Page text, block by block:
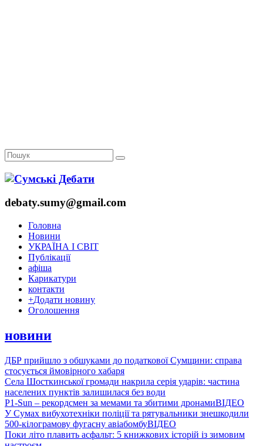
debaty.sumy@gmail.com
Головна
Новини
УКРАЇНА І СВІТ
Публікації
афіша
Карикатури
контакти
+Додати новину
Оголошення
новини
ДБР прийшло з обшуками до податкової Сумщини: справа
стосується ймовірного хабаря
Села Шосткинської громади накрила серія ударів: частина
населених пунктів залишилася без води
P1-Sun – рекордсмен за мемами та збитими дронамиВІДЕО
У Сумах вибухотехніки поліції та рятувальники знешкодили
500-кілограмову фугасну авіабомбуВІДЕО
Поки літо плавить асфальт: 5 книжкових історій із зимовим